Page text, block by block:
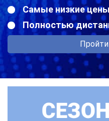
Самые низкие
Полностью